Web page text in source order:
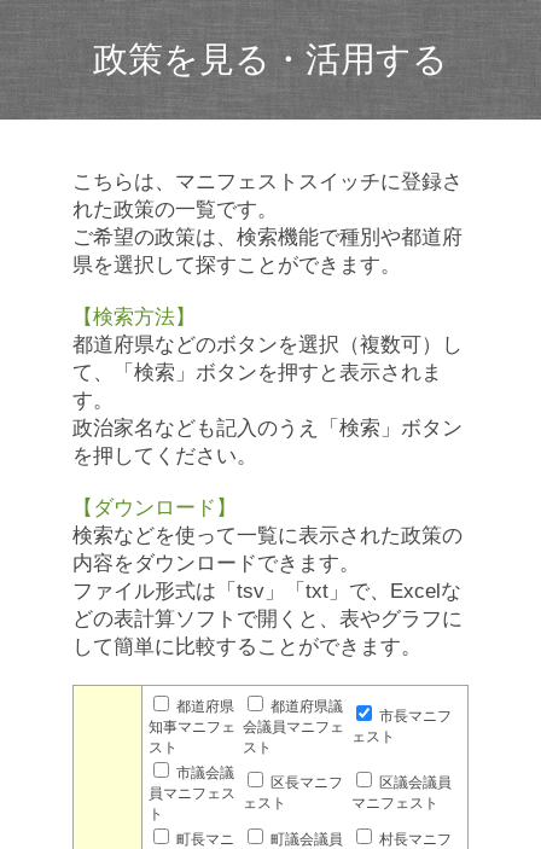
政策を見る・活用する
こちらは、マニフェストスイッチに登録さ
れた政策の一覧です。
ご希望の政策は、検索機能で種別や都道府
県を選択して探すことができます。
【検索方法】
都道府県などのボタンを選択（複数可）し
て、「検索」ボタンを押すと表示されま
す。
政治家名なども記入のうえ「検索」ボタン
を押してください。
【ダウンロード】
検索などを使って一覧に表示された政策の
内容をダウンロードできます。
ファイル形式は「tsv」「txt」で、Excelな
どの表計算ソフトで開くと、表やグラフに
して簡単に比較することができます。
都道府県
知事マニフェ
スト
都道府県議
会議員マニフェ
スト
市長マニフ
ェスト
市議会議
員マニフェス
ト
区長マニフ
ェスト
区議会議員
マニフェスト
町長マニ
町議会議員
村長マニフ